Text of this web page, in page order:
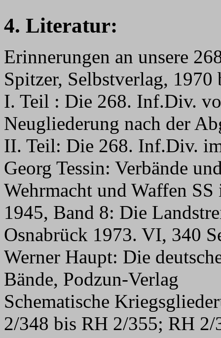
4. Literatur:
Erinnerungen an unsere
Spitzer, Selbstverlag, 1970
I. Teil : Die 268. Inf.Div.
Neugliederung nach der
II. Teil: Die 268. Inf.Div.
Georg Tessin: Verbände
Wehrmacht und Waffen
1945, Band 8: Die
Osnabrück 1973. VI, 340
Werner Haupt: Die
Bände, Podzun-Verlag
Schematische
2/348 bis RH 2/355; RH